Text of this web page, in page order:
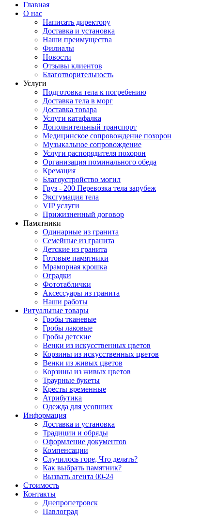
Главная
О нас
Написать директору
Доставка и установка
Наши преимущества
Филиалы
Новости
Отзывы клиентов
Благотворительность
Услуги
Подготовка тела к погребению
Доставка тела в морг
Доставка товара
Услуги катафалка
Дополнительный транспорт
Медицинское сопровождение похорон
Музыкальное сопровождение
Услуги распорядителя похорон
Организация поминального обеда
Кремация
Благоустройство могил
Груз - 200 Перевозка тела зарубеж
Эксгумация тела
VIP услуги
Прижизненный договор
Памятники
Одинарные из гранита
Семейные из гранита
Детские из гранита
Готовые памятники
Мраморная крошка
Оградки
Фототаблички
Аксессуары из гранита
Наши работы
Ритуальные товары
Гробы тканевые
Гробы лаковые
Гробы детские
Венки из искусственных цветов
Корзины из искусственных цветов
Венки из живых цветов
Корзины из живых цветов
Траурные букеты
Кресты временные
Атрибутика
Одежда для усопших
Информация
Доставка и установка
Традиции и обряды
Оформление документов
Компенсации
Случилось горе, Что делать?
Как выбрать памятник?
Вызвать агента 00-24
Стоимость
Контакты
Днепропетровск
Павлоград